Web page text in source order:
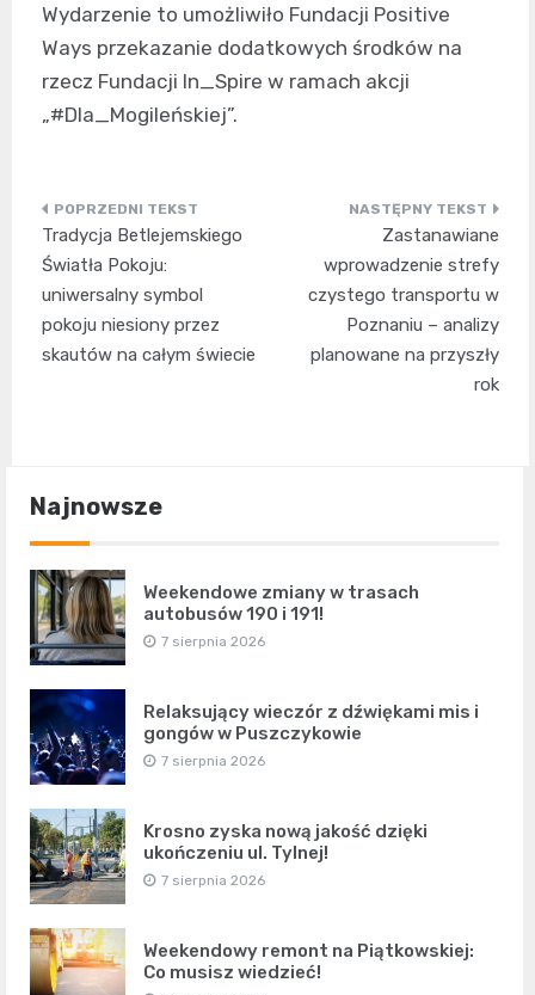
Wydarzenie to umożliwiło Fundacji Positive
Ways przekazanie dodatkowych środków na
rzecz Fundacji In_Spire w ramach akcji
„#Dla_Mogileńskiej”.
Nawigacja
wpisu
Tradycja Betlejemskiego
Światła Pokoju:
uniwersalny symbol
pokoju niesiony przez
skautów na całym świecie
Zastanawiane
wprowadzenie strefy
czystego transportu w
Poznaniu – analizy
planowane na przyszły
rok
Najnowsze
Weekendowe zmiany w trasach
autobusów 190 i 191!
7 sierpnia 2026
Relaksujący wieczór z dźwiękami mis i
gongów w Puszczykowie
7 sierpnia 2026
Krosno zyska nową jakość dzięki
ukończeniu ul. Tylnej!
7 sierpnia 2026
Weekendowy remont na Piątkowskiej:
Co musisz wiedzieć!